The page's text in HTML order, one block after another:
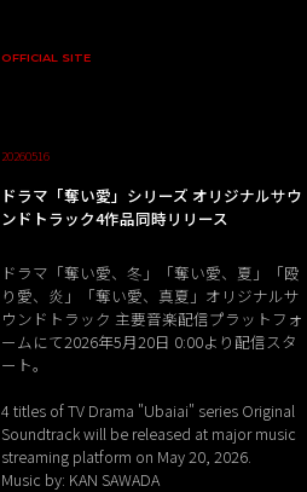
OFFICIAL SITE
20260516
ドラマ「奪い愛」シリーズ オリジナルサウ
ンドトラック4作品同時リリース
ドラマ「奪い愛、冬」「奪い愛、夏」「殴
り愛、炎」「奪い愛、真夏」オリジナルサ
ウンドトラック 主要音楽配信プラットフォ
ームにて2026年5月20日 0:00より配信スタ
ート。
4 titles of TV Drama "Ubaiai" series Original
Soundtrack will be released at major music
streaming platform on May 20, 2026.
Music by: KAN SAWADA